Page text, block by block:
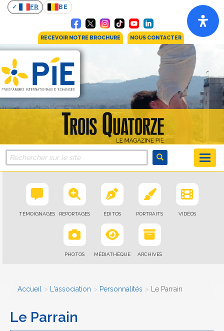
FR BE
RECEVOIR NOTRE BROCHURE NOUS CONTACTER
TÉMOIGNAGES REPORTAGES ÉDITOS PORTRAITS VIDÉOS
PHOTOS MÉDIATHÈQUE ARCHIVES
Accueil L'association Personnalités Le Parrain
Le Parrain